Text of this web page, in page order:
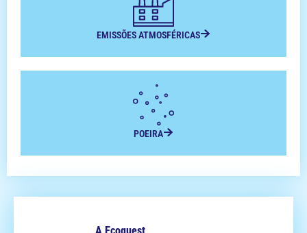
EMISSÕES ATMOSFÉRICAS
POEIRA